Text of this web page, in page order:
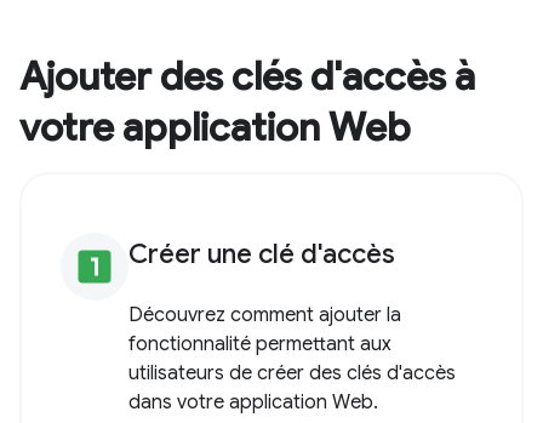
Ajouter des clés d'accès à
votre application Web
looks_one Créer une clé d'accès
Découvrez comment ajouter la
fonctionnalité permettant aux
utilisateurs de créer des clés d'accès
dans votre application Web.